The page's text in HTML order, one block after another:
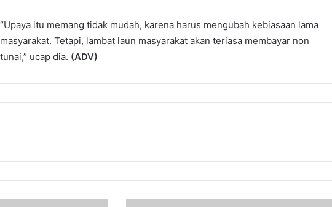
“Upaya itu memang tidak mudah, karena harus mengubah kebiasaan lama
masyarakat. Tetapi, lambat laun masyarakat akan teriasa membayar non
tunai,” ucap dia. (ADV)